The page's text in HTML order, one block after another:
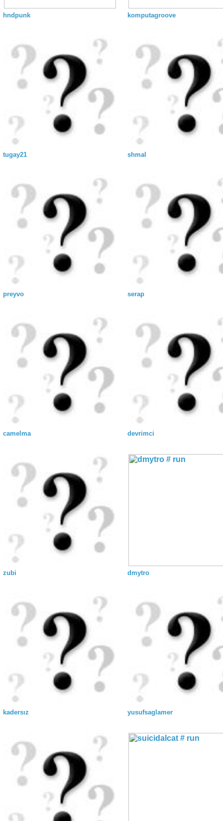
hndpunk komputagroove
tugay21 shmal
preyvo serap
camelma devrimci
zubi dmytro
kadersız yusufsaglamer